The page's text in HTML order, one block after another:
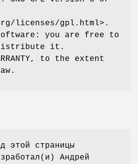
licenses/gpl.html>.
you are free to
it.
to the extent
этой страницы
Андрей